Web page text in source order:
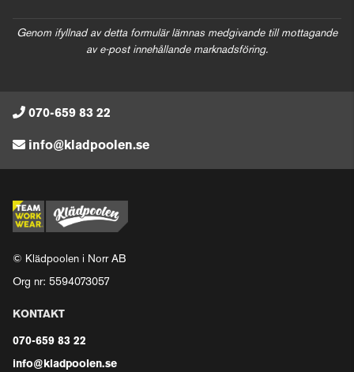
Genom ifyllnad av detta formulär lämnas medgivande till mottagande
av e-post innehållande marknadsföring.
070-659 83 22
info@kladpoolen.se
© Klädpoolen i Norr AB
Org nr: 5594073057
KONTAKT
070-659 83 22
info@kladpoolen.se